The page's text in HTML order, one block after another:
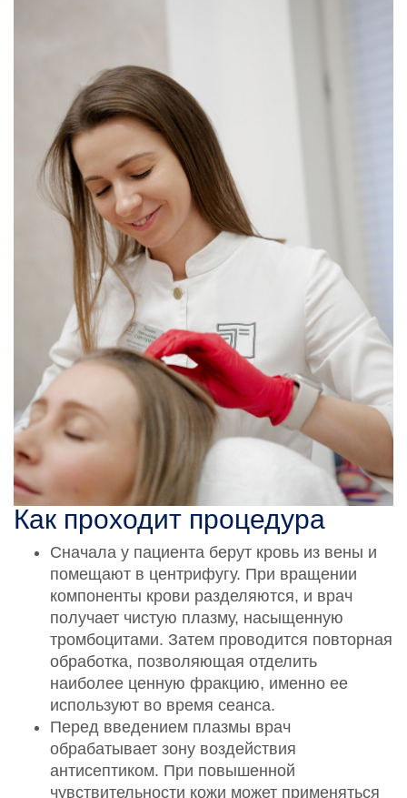
Как проходит процедура
Сначала у пациента берут кровь из вены и
помещают в центрифугу. При вращении
компоненты крови разделяются, и врач
получает чистую плазму, насыщенную
тромбоцитами. Затем проводится повторная
обработка, позволяющая отделить
наиболее ценную фракцию, именно ее
используют во время сеанса.
Перед введением плазмы врач
обрабатывает зону воздействия
антисептиком. При повышенной
чувствительности кожи может применяться